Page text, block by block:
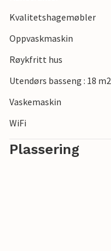
Kvalitetshagemøbler
Oppvaskmaskin
Røykfritt hus
Utendørs basseng : 18 m2
Vaskemaskin
WiFi
Plassering